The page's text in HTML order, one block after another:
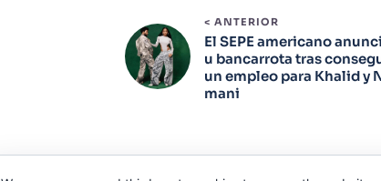
< ANTERIOR
El SEPE americano
u bancarrota tras
un empleo para Khalid y
mani